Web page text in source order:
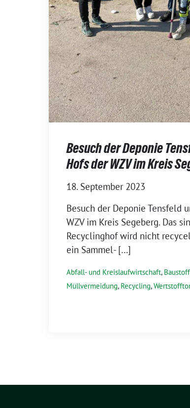
Besuch der Deponie
Hofs der WZV im Kreis
18. September 2023
Besuch der Deponie Tensfeld
WZV im Kreis Segeberg. Das
Recyclinghof wird nicht
ein Sammel- […]
Abfall- und Kreislaufwirtschaft,
Müllvermeidung, Recycling,